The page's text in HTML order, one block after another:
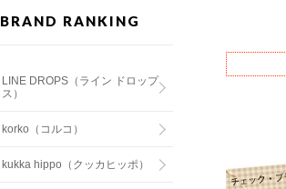
BRAND RANKING
LINE DROPS（ライン ドロップ
ス）
korko（コルコ）
kukka hippo（クッカヒッポ）